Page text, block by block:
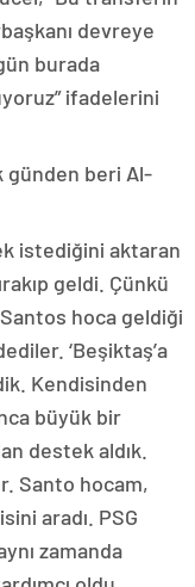
devreye
burada
ifadelerini
günden beri Al-
istediğini aktaran
geldi. Çünkü
hoca geldiği
‘Beşiktaş’a
Kendisinden
büyük bir
destek aldık.
Santo hocam,
aradı. PSG
zamanda